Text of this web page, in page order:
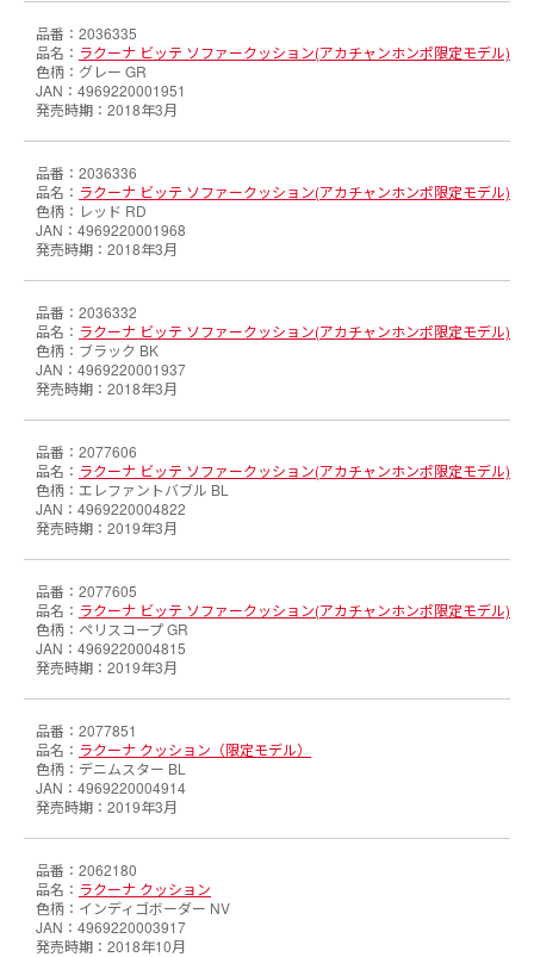
2036335
ラクーナ ビッテ ソファークッション(アカチャンホンポ限定モデル)
グレー GR
4969220001951
2018年3月
2036336
ラクーナ ビッテ ソファークッション(アカチャンホンポ限定モデル)
レッド RD
4969220001968
2018年3月
2036332
ラクーナ ビッテ ソファークッション(アカチャンホンポ限定モデル)
ブラック BK
4969220001937
2018年3月
2077606
ラクーナ ビッテ ソファークッション(アカチャンホンポ限定モデル)
エレファントバブル BL
4969220004822
2019年3月
2077605
ラクーナ ビッテ ソファークッション(アカチャンホンポ限定モデル)
ペリスコープ GR
4969220004815
2019年3月
2077851
ラクーナ クッション（限定モデル）
デニムスター BL
4969220004914
2019年3月
2062180
ラクーナ クッション
インディゴボーダー NV
4969220003917
2018年10月